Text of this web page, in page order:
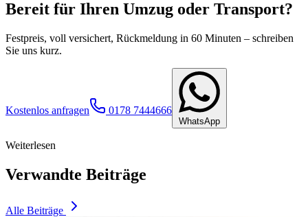
Bereit für Ihren Umzug oder Transport?
Festpreis, voll versichert, Rückmeldung in 60 Minuten – schreiben
Sie uns kurz.
Kostenlos anfragen 0178 7444666
WhatsApp
Weiterlesen
Verwandte Beiträge
Alle Beiträge